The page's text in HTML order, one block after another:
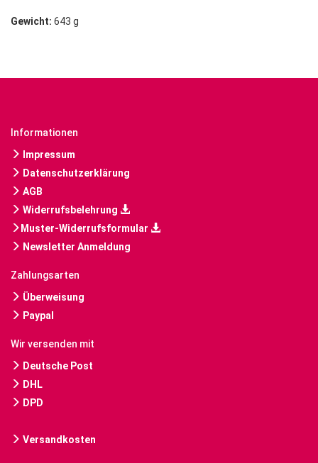
Gewicht: 643 g
Informationen
Impressum
Datenschutzerklärung
AGB
Widerrufsbelehrung
Muster-Widerrufsformular
Newsletter Anmeldung
Zahlungsarten
Überweisung
Paypal
Wir versenden mit
Deutsche Post
DHL
DPD
Versandkosten